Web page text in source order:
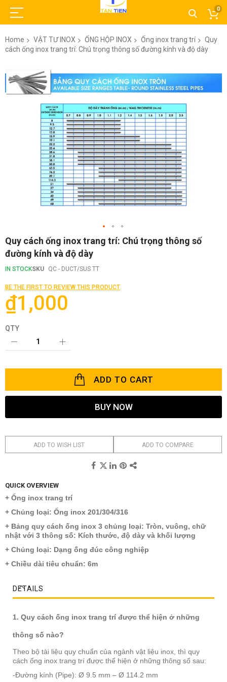
0
Home VẬT TƯ INOX ỐNG HỘP INOX Ống inox trang trí
Quy
cách ống inox trang trí: Chú trọng thông số đường kính và độ dày
to
the
end
Skip
to
the
of
images
gallery
Quy cách ống inox trang trí: Chú trọng thông số
đường kính và độ dày
IN STOCKSKU QC - DUCT/SUS TT
BE THE FIRST TO REVIEW THIS PRODUCT
₫1,000
QTY
ADD TO CART
BUY NOW
ADD TO WISH LIST ADD TO COMPARE
QUICK OVERVIEW
+ Ống inox trang trí
+ Chủng loại: Ống inox 201/304/316
+ Bảng quy cách ống inox 3 chủng loại: Tròn, vuông, chữ
nhật với 3 thông số: Kích thước, độ dày và khối lượng
+ Chủng loại: Dạng ống đúc công nghiệp
+ Chiều dài tiêu chuẩn: 6m
DETAILS
1. Quy cách ống inox trang trí được thể hiện ở những
thông số nào?
Theo bộ tài liệu quy chuẩn của ngành vật liệu inox, thì quy
cách ống inox trang trí được thể hiện ở những thông số sau:
-Đường kính (Pipe): Ø 9.5 mm – Ø 114.2 mm